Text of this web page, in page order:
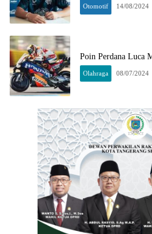
Otomotif 14/08/2024
Poin Perdana Luca
Olahraga 08/07/2024